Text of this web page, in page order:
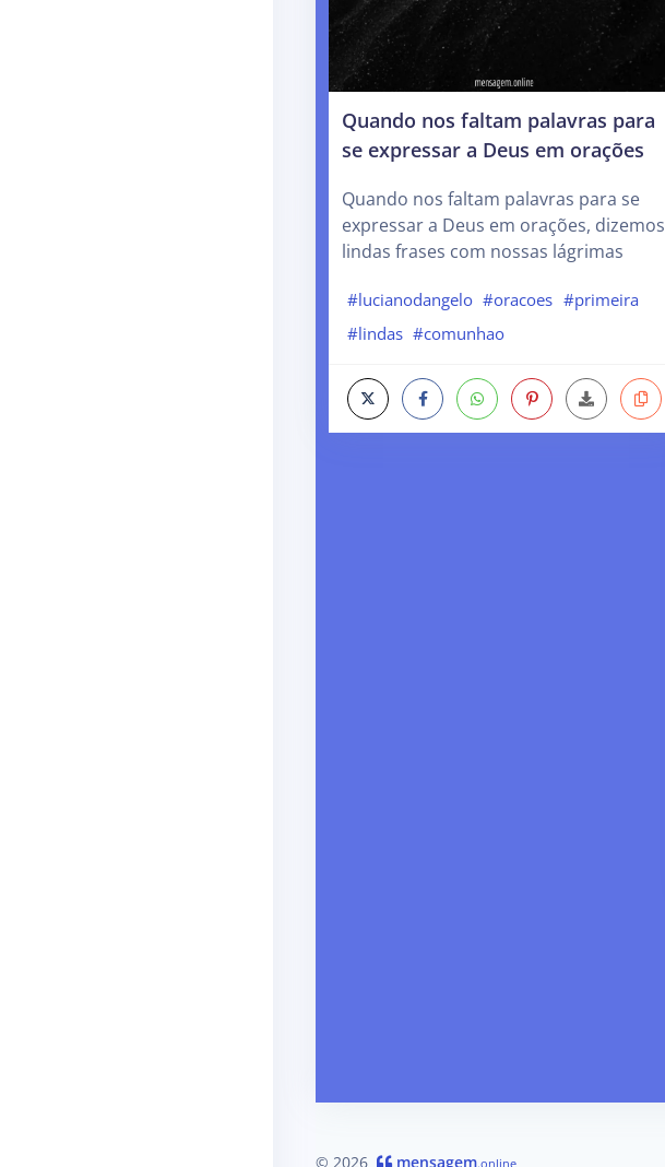
Quando nos faltam palavras para
se expressar a Deus em orações
Quando nos faltam palavras para se
expressar a Deus em orações, dizemos
lindas frases com nossas lágrimas
#lucianodangelo #oracoes #primeira
#lindas #comunhao
© 2026 mensagem.online